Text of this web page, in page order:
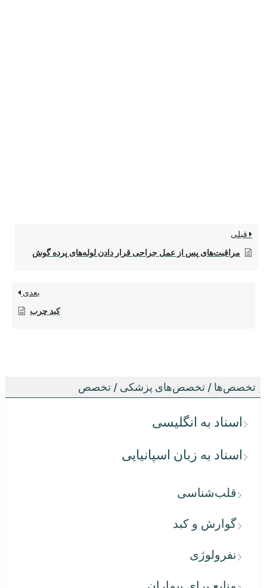
تخصص‌ها / تخصص‌های پزشکی / تخصص
اسناد به انگلیسی
اسناد به زبان اسپانیایی
قلب‌شناسی
گوارش و کبد
نفرولوژی
قبلی
مراقبت‌های پس از عمل جراحی قرار دادن لوله‌های پرده گوش
بعدی
کبد چرب